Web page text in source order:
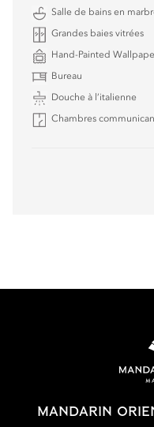
Salle de bains en
Grandes baies vitrées
Hand-Painted
Bureau
Douche à l’italienne
Chambres
MANDARIN